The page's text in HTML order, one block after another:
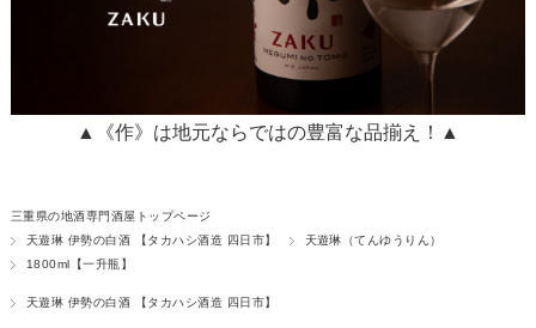
▲《作》は地元ならではの豊富な品揃え！▲
三重県の地酒専門酒屋トップページ
天遊琳 伊勢の白酒 【タカハシ酒造 四日市】
天遊琳（てんゆうりん）
1800ml【一升瓶】
天遊琳 伊勢の白酒 【タカハシ酒造 四日市】